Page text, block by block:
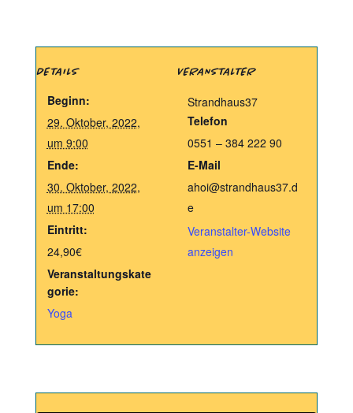
DETAILS
Beginn:
29. Oktober, 2022,
um 9:00
Ende:
30. Oktober, 2022,
um 17:00
Eintritt:
24,90€
Veranstaltungskate
gorie:
Yoga
VERANSTALTER
Strandhaus37
Telefon
0551 – 384 222 90
E-Mail
ahoi@strandhaus37.d
e
Veranstalter-Website
anzeigen